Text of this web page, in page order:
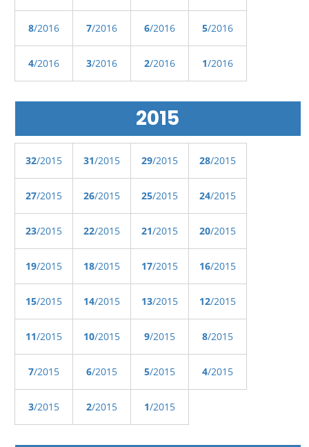
8/2016 7/2016 6/2016 5/2016
4/2016 3/2016 2/2016 1/2016
2015
32/2015 31/2015 29/2015 28/2015
27/2015 26/2015 25/2015 24/2015
23/2015 22/2015 21/2015 20/2015
19/2015 18/2015 17/2015 16/2015
15/2015 14/2015 13/2015 12/2015
11/2015 10/2015 9/2015 8/2015
7/2015 6/2015 5/2015 4/2015
3/2015 2/2015 1/2015